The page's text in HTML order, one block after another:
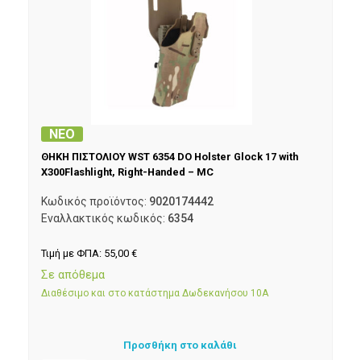
ΝΕΟ
ΘΗΚΗ ΠΙΣΤΟΛΙΟΥ WST 6354 DO Holster Glock 17 with
X300Flashlight, Right-Handed – MC
Κωδικός προϊόντος: 9020174442
Εναλλακτικός κωδικός: 6354
Τιμή με ΦΠΑ: 55,00 €
Σε απόθεμα
Διαθέσιμο και στο κατάστημα Δωδεκανήσου 10Α
Προσθήκη στο καλάθι